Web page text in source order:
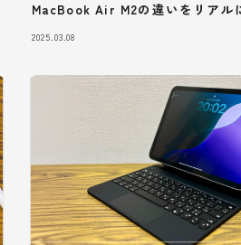
MacBook Air M2の違いをリアル
2025.03.08